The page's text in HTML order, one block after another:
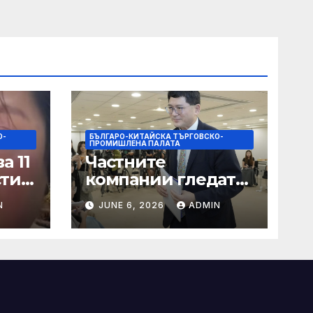
11
БЪЛГАРО-КИТАЙСКА ТЪРГОВСКО-
ПРОМИШЛЕНА ПАЛАТА
Частните
компании гледат
на по-голяма роля
в стратегическата
енергетика
JUNE 6, 2026 ADMIN